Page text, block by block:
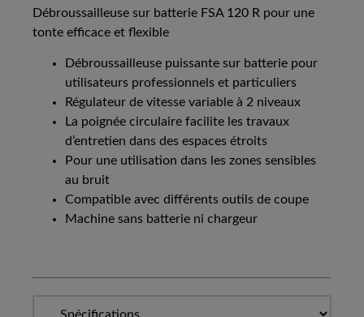
Débroussailleuse sur batterie FSA 120 R pour une
tonte efficace et flexible
Débroussailleuse puissante sur batterie pour
utilisateurs professionnels et particuliers
Régulateur de vitesse variable à 2 niveaux
La poignée circulaire facilite les travaux
d’entretien dans des espaces étroits
Pour une utilisation dans les zones sensibles
au bruit
Compatible avec différents outils de coupe
Machine sans batterie ni chargeur